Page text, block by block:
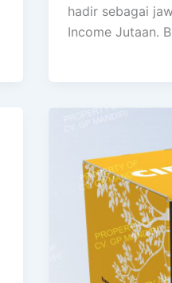
hadir sebagai
Income Jutaan.